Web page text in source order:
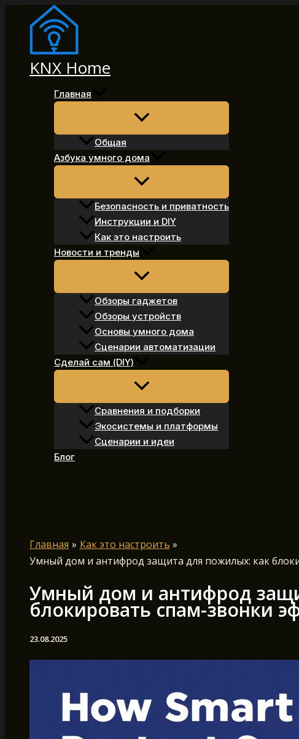
Перейти
содержимому
KNX Home
Главная
Общая
Азбука умного дома
Безопасность и приватность
Инструкции и DIY
Как это настроить
Новости и тренды
Обзоры гаджетов
Обзоры устройств
Основы умного дома
Сценарии автоматизации
Сделай сам (DIY)
Сравнения и подборки
Экосистемы и платформы
Сценарии и идеи
Блог
Главная
Как это настроить
Умный дом и антифрод защита для пожилых: как
Умный дом и антифрод
блокировать спам-звонки
23.08.2025